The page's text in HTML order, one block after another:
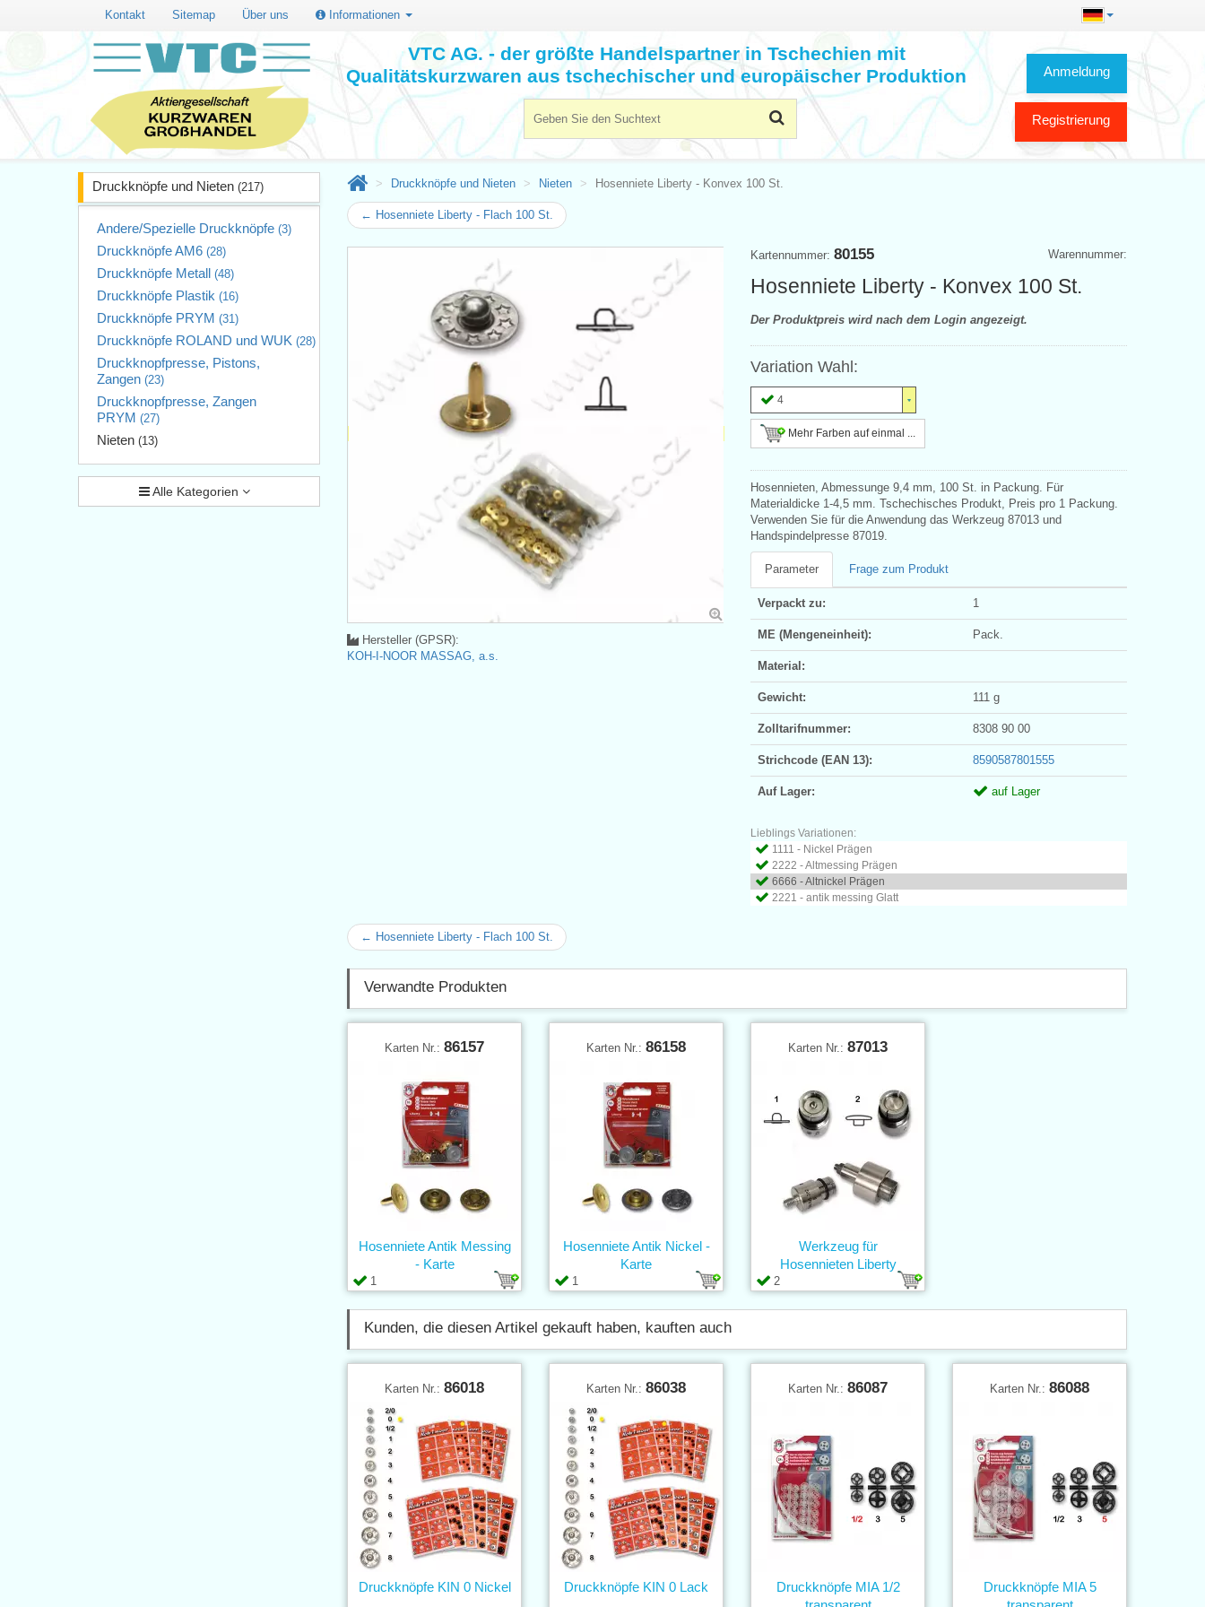
Kontakt Sitemap Über uns Informationen
Anmeldung
Registrierung
VTC AG. - der größte Handelspartner in Tschechien mit
Qualitätskurzwaren aus tschechischer und europäischer Produktion
Druckknöpfe und Nieten (217)
Andere/Spezielle Druckknöpfe (3)
Druckknöpfe AM6 (28)
Druckknöpfe Metall (48)
Druckknöpfe Plastik (16)
Druckknöpfe PRYM (31)
Druckknöpfe ROLAND und WUK (28)
Druckknopfpresse, Pistons,
Zangen (23)
Druckknopfpresse, Zangen
PRYM (27)
Nieten (13)
Alle Kategorien
Druckknöpfe und Nieten Nieten Hosenniete Liberty - Konvex 100 St.
← Hosenniete Liberty - Flach 100 St.
Warennummer:
Kartennummer: 80155
Hosenniete Liberty - Konvex 100 St.
Der Produktpreis wird nach dem Login angezeigt.
Variation Wahl:
4
Mehr Farben auf einmal ...
Hosennieten, Abmessunge 9,4 mm, 100 St. in Packung. Für
Materialdicke 1-4,5 mm. Tschechisches Produkt, Preis pro 1 Packung.
Verwenden Sie für die Anwendung das Werkzeug 87013 und
Handspindelpresse 87019.
Parameter Frage zum Produkt
Verpackt zu: 1
ME (Mengeneinheit): Pack.
Material:
Gewicht: 111 g
Zolltarifnummer: 8308 90 00
Strichcode (EAN 13): 8590587801555
Auf Lager: auf Lager
Lieblings Variationen:
1111 - Nickel Prägen
2222 - Altmessing Prägen
6666 - Altnickel Prägen
2221 - antik messing Glatt
Hersteller (GPSR):
KOH-I-NOOR MASSAG, a.s.
← Hosenniete Liberty - Flach 100 St.
Verwandte Produkten
Karten Nr.: 86157
1
Hosenniete Antik Messing
- Karte
Karten Nr.: 86158
1
Hosenniete Antik Nickel -
Karte
Karten Nr.: 87013
2
Werkzeug für
Hosennieten Liberty
Kunden, die diesen Artikel gekauft haben, kauften auch
Karten Nr.: 86018
Druckknöpfe KIN 0 Nickel
Karten Nr.: 86038
Druckknöpfe KIN 0 Lack
Karten Nr.: 86087
Druckknöpfe MIA 1/2
Karten Nr.: 86088
Druckknöpfe MIA 5